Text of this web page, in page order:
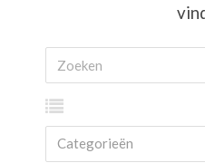
Categorieën